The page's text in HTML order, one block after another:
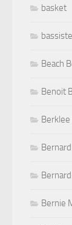
basket
Beach
Benoit
Bernie